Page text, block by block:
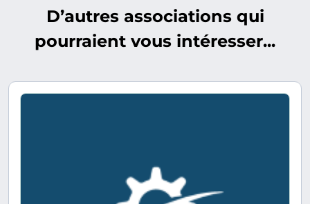
D’autres associations qui
pourraient vous intéresser...